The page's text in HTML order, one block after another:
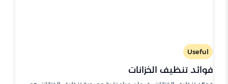
Useful
فوائد تنظيف الخزانات